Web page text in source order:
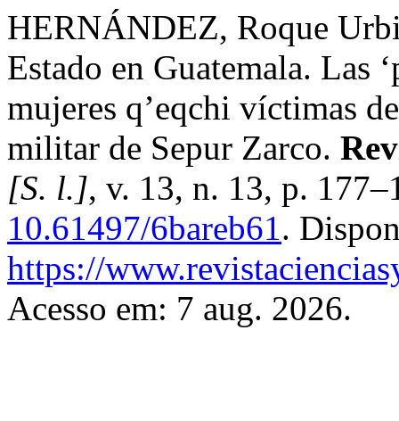
HERNÁNDEZ, Roque
Estado en Guatemala. Las
mujeres q’eqchi víctimas
militar de Sepur Zarco.
[S. l.], v. 13, n. 13, p.
10.61497/6bareb61.
https://
Acesso em: 7 aug. 2026.